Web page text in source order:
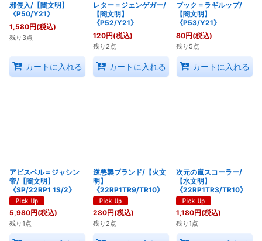
邪侵入/【闇文明】
《P50/Y21》
1,580円(税込)
残り3点
カートに入れる
レター＝ジェンゲガー/
【闇文明】
《P52/Y21》
120円(税込)
残り2点
カートに入れる
ブック＝ラギルップ/
【闇文明】
《P53/Y21》
80円(税込)
残り5点
カートに入れる
アビスベル＝ジャシン
帝/【闇文明】
《SP/22RP1 1S/2》
5,980円(税込)
残り1点
逆悪襲ブランド/【火文
明】
《22RP1TR9/TR10》
280円(税込)
残り2点
次元の嵐スコーラー/
【水文明】
《22RP1TR3/TR10》
1,180円(税込)
残り1点